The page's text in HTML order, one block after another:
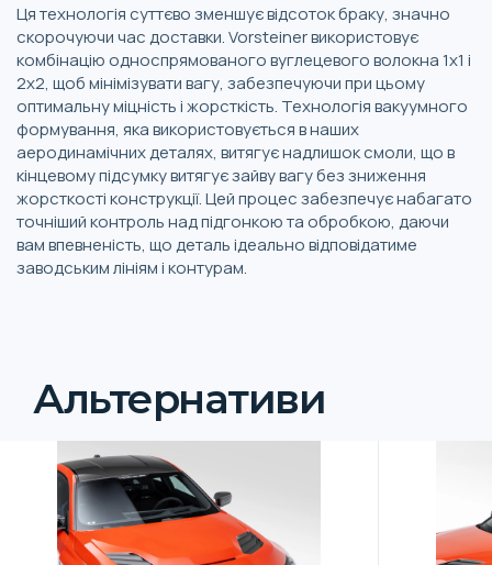
Ця технологія суттєво зменшує відсоток браку, значно
скорочуючи час доставки. Vorsteiner використовує
комбінацію односпрямованого вуглецевого волокна 1x1 і
2x2, щоб мінімізувати вагу, забезпечуючи при цьому
оптимальну міцність і жорсткість. Технологія вакуумного
формування, яка використовується в наших
аеродинамічних деталях, витягує надлишок смоли, що в
кінцевому підсумку витягує зайву вагу без зниження
жорсткості конструкції. Цей процес забезпечує набагато
точніший контроль над підгонкою та обробкою, даючи
вам впевненість, що деталь ідеально відповідатиме
заводським лініям і контурам.
Альтернативи